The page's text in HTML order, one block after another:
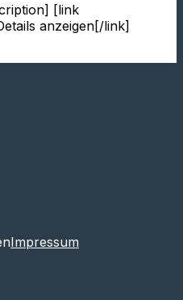
[link
anzeigen[/link]
Impressum